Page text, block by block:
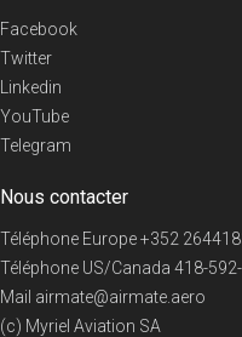
Facebook
Twitter
Linkedin
YouTube
Telegram
Nous contacter
Téléphone Europe+352
Téléphone US/Canada 418-
Mail airmate@airmate.aero
(c) Myriel Aviation SA